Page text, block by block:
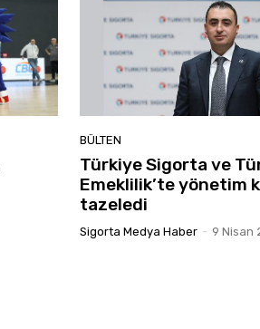
BÜLTEN
Türkiye Sigorta ve
Emeklilik’te yönetim
tazeledi
Sigorta Medya Haber - 9 Nisan